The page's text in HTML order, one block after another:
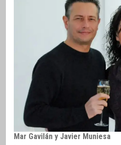
Mar Gavilán y Javier Muniesa